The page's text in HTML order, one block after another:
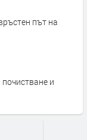
път на
и